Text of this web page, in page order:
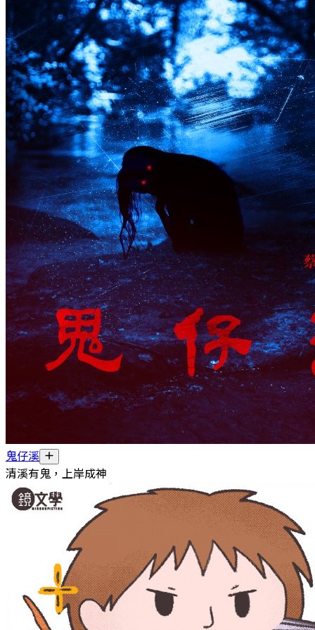
鬼仔溪
清溪有鬼，上岸成神